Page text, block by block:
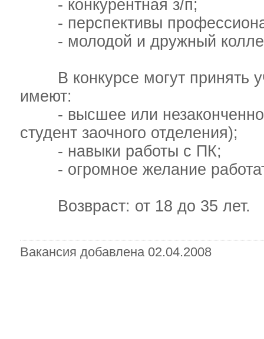
- конкурентная з/п;
- перспективы
- молодой и дружный
В конкурсе могут принять
имеют:
- высшее или
студент заочного отделения);
- навыки работы с ПК;
- огромное желание
Возвраст: от 18 до 35 лет.
Вакансия добавлена 02.04.2008